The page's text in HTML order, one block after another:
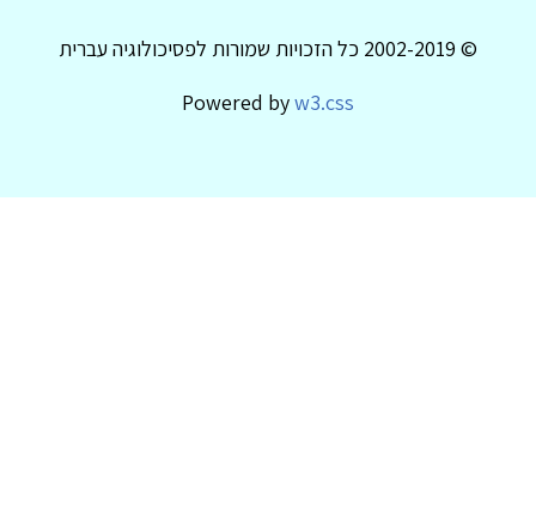
© 2002-2019 כל הזכויות שמורות לפסיכולוגיה עברית
Powered byw3.css